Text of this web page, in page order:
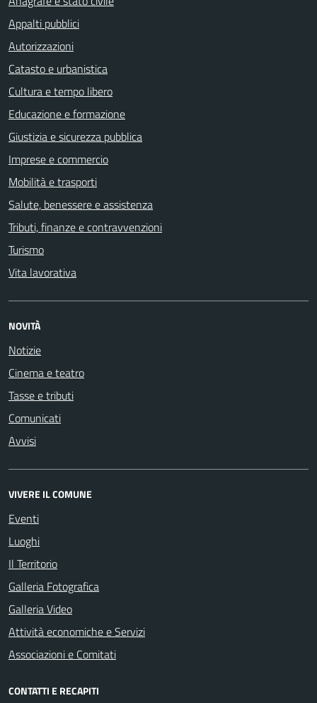
Appalti pubblici
Autorizzazioni
Catasto e urbanistica
Cultura e tempo libero
Educazione e formazione
Giustizia e sicurezza pubblica
Imprese e commercio
Mobilità e trasporti
Salute, benessere e assistenza
Tributi, finanze e contravvenzioni
Turismo
Vita lavorativa
NOVITÀ
Notizie
Cinema e teatro
Tasse e tributi
Comunicati
Avvisi
VIVERE IL COMUNE
Eventi
Luoghi
Il Territorio
Galleria Fotografica
Galleria Video
Attività economiche e Servizi
Associazioni e Comitati
CONTATTI E RECAPITI